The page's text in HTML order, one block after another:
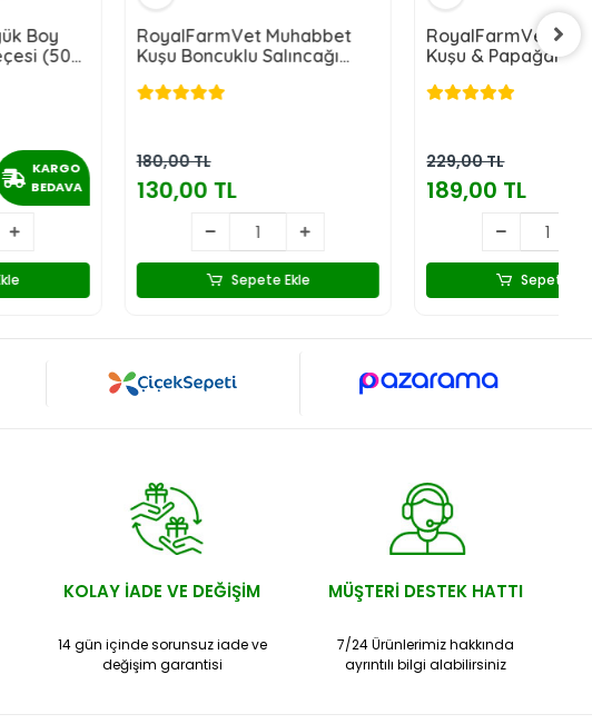
RoyalFarmVet Muhabbet
Kuşu Boncuklu Salıncağı
180,00 TL
130,00 TL
RoyalFarmVet Muhabbet
Kuşu & Papağan Boncuklu
KOLAY İADE VE DEĞİŞİM
14 gün içinde sorunsuz iade ve
değişim garantisi
MÜŞTERİ DESTEK HATTI
7/24 Ürünlerimiz hakkında
ayrıntılı bilgi alabilirsiniz